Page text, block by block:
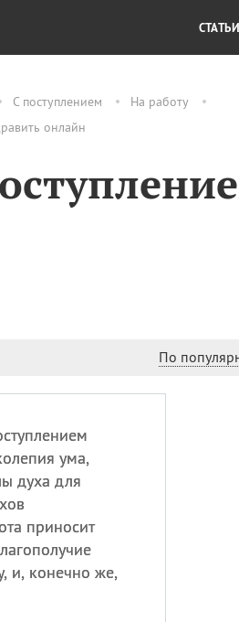
С поступлением
На работу
онлайн
По
ума,
духа для
приносит
и, конечно же,
СТАТЬИ